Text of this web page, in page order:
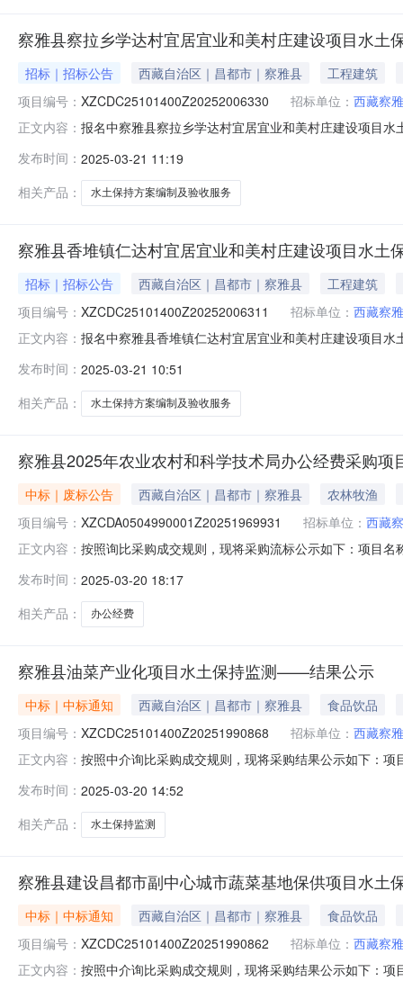
察雅县察拉乡学达村宜居宜业和美村庄建设项目水土
招标｜招标公告 西藏自治区｜昌都市｜察雅县
工程建筑
项目编号： XZCDC25101400Z20252006330 招标单位： 西藏察
正文内容： 报名中察雅县察拉乡学达村宜居宜业和美村庄建设项目
昌都市察雅县农业农村和科学技术局：文件下载1预览1
发布时间： 2025-03-21 11:19
相关产品：
水土保持方案编制及验收服务
察雅县香堆镇仁达村宜居宜业和美村庄建设项目水土
招标｜招标公告 西藏自治区｜昌都市｜察雅县
工程建筑
项目编号： XZCDC25101400Z20252006311 招标单位： 西藏察
正文内容： 报名中察雅县香堆镇仁达村宜居宜业和美村庄建设项目
昌都市察雅县农业农村和科学技术局：文件下载1预览1
发布时间： 2025-03-21 10:51
相关产品：
水土保持方案编制及验收服务
察雅县2025年农业农村和科学技术局办公经费采购
中标｜废标公告 西藏自治区｜昌都市｜察雅县
农林牧渔
项目编号： XZCDA0504990001Z20251969931 招标单位： 西藏
正文内容： 按照询比采购成交规则，现将采购流标公示如下：项目
发布时间： 2025-03-20 18:17
相关产品：
办公经费
察雅县油菜产业化项目水土保持监测——结果公示
中标｜中标通知 西藏自治区｜昌都市｜察雅县
食品饮品
项目编号： XZCDC25101400Z20251990868 招标单位： 西藏察
正文内容： 按照中介询比采购成交规则，现将采购结果公示如下：
交金额优惠率现成交四川虞衡工程咨询有限公司中选
发布时间： 2025-03-20 14:52
相关产品：
水土保持监测
察雅县建设昌都市副中心城市蔬菜基地保供项目水
中标｜中标通知 西藏自治区｜昌都市｜察雅县
食品饮品
项目编号： XZCDC25101400Z20251990862 招标单位： 西藏察
正文内容： 按照中介询比采购成交规则，现将采购结果公示如下：